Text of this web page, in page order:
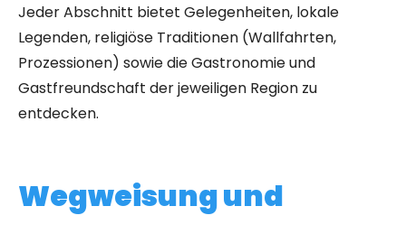
Jeder Abschnitt bietet Gelegenheiten, lokale
Legenden, religiöse Traditionen (Wallfahrten,
Prozessionen) sowie die Gastronomie und
Gastfreundschaft der jeweiligen Region zu
entdecken.
Wegweisung und